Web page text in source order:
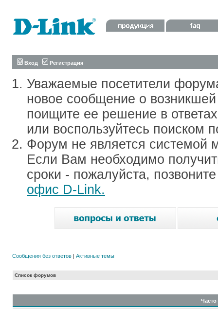
Вход Регистрация
Уважаемые посетители
новое сообщение о
поищите ее решение в
или воспользуйтесь поиском
Форум не является системой
Если Вам необходимо
сроки - пожалуйста,
офис D-Link.
Сообщения без ответов | Активные темы
Список форумов